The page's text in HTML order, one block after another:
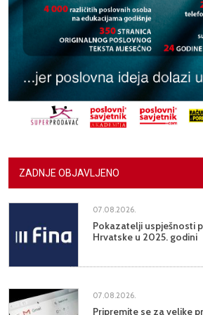
ZADNJE OBJAVLJENO
07.08.2026.
Pokazatelji uspješnosti
Hrvatske u 2025. godini
07.08.2026.
Pripremite se za velike